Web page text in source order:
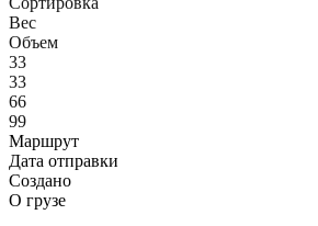
Вес
Объем
33
33
66
99
Маршрут
Дата отправки
Создано
О грузе